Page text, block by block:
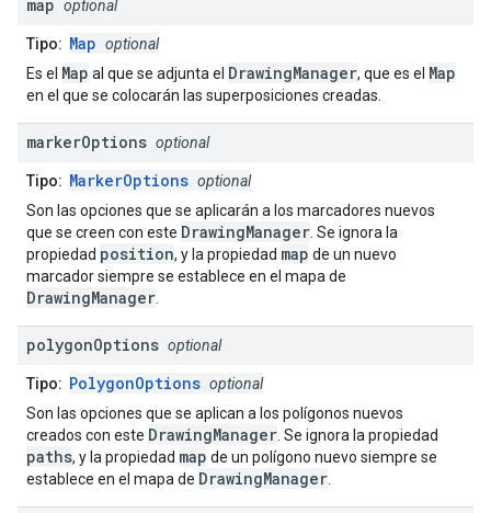
map optional
Tipo: Map optional
Es el Map al que se adjunta el DrawingManager, que es el Map
en el que se colocarán las superposiciones creadas.
markerOptions optional
Tipo: MarkerOptions optional
Son las opciones que se aplicarán a los marcadores nuevos
que se creen con este DrawingManager . Se ignora la
propiedad position, y la propiedad map de un nuevo
marcador siempre se establece en el mapa de
DrawingManager
polygonOptions optional
Tipo: PolygonOptions optional
Son las opciones que se aplican a los polígonos nuevos
creados con este DrawingManager . Se ignora la propiedad
paths, y la propiedad map de un polígono nuevo siempre se
establece en el mapa de DrawingManager